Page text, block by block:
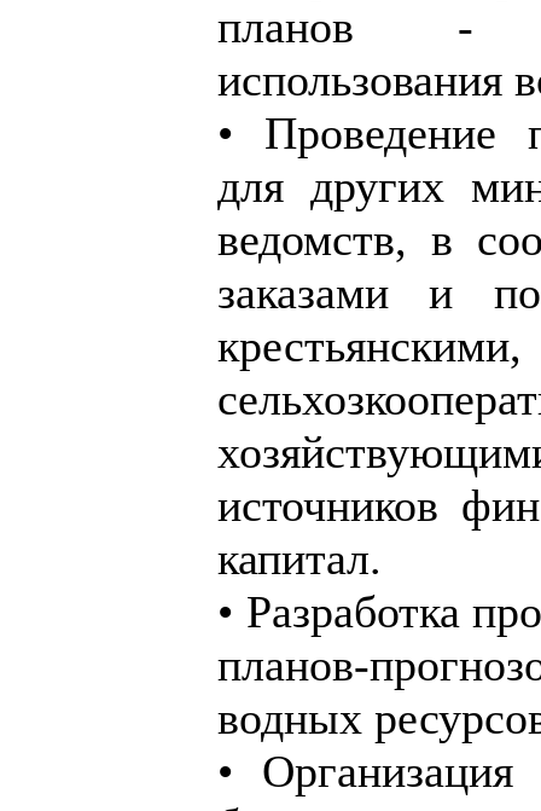
планов -
использования
• Проведение
для других
ведомств, в
заказами и
источников
капитал.
• Разработка
планов-
водных
• Организация